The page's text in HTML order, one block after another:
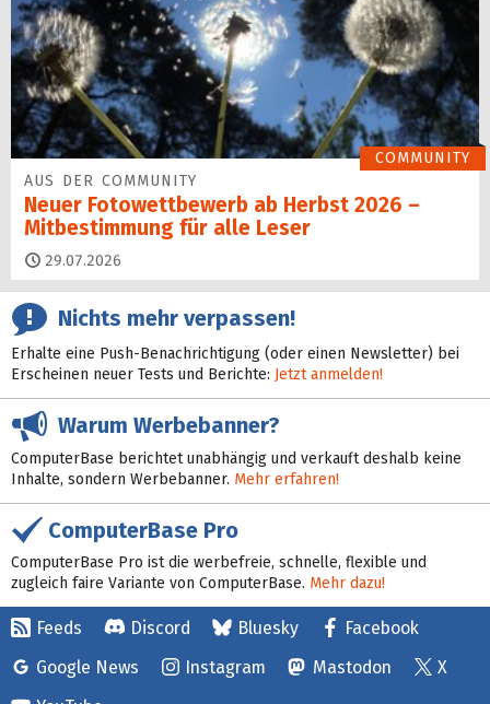
COMMUNITY
AUS DER COMMUNITY
Neuer Fotowettbewerb ab Herbst 2026 –
Mitbestimmung für alle Leser
29.07.2026
Nichts mehr verpassen!
Erhalte eine Push-Benachrichtigung (oder einen Newsletter) bei
Erscheinen neuer Tests und Berichte: Jetzt anmelden!
Warum Werbebanner?
ComputerBase berichtet unabhängig und verkauft deshalb keine
Inhalte, sondern Werbebanner. Mehr erfahren!
ComputerBase Pro
ComputerBase Pro ist die werbefreie, schnelle, flexible und
zugleich faire Variante von ComputerBase. Mehr dazu!
Feeds Discord Bluesky
Facebook
Google News
Instagram Mastodon
X